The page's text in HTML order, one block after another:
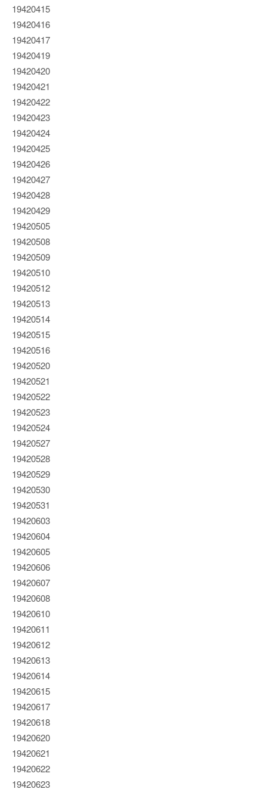
19420415
19420416
19420417
19420419
19420420
19420421
19420422
19420423
19420424
19420425
19420426
19420427
19420428
19420429
19420505
19420508
19420509
19420510
19420512
19420513
19420514
19420515
19420516
19420520
19420521
19420522
19420523
19420524
19420527
19420528
19420529
19420530
19420531
19420603
19420604
19420605
19420606
19420607
19420608
19420610
19420611
19420612
19420613
19420614
19420615
19420617
19420618
19420620
19420621
19420622
19420623